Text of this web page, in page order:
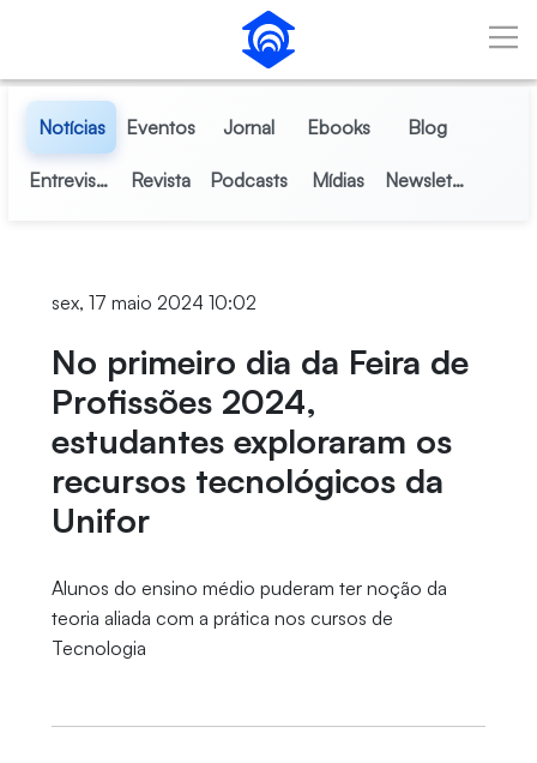
Pular para o Conteúdo principal
Notícias Eventos Jornal Ebooks Blog
Entrevistas Revista Podcasts Mídias Newsletter
sex, 17 maio 2024 10:02
No primeiro dia da Feira de
Profissões 2024,
estudantes exploraram os
recursos tecnológicos da
Unifor
Alunos do ensino médio puderam ter noção da
teoria aliada com a prática nos cursos de
Tecnologia